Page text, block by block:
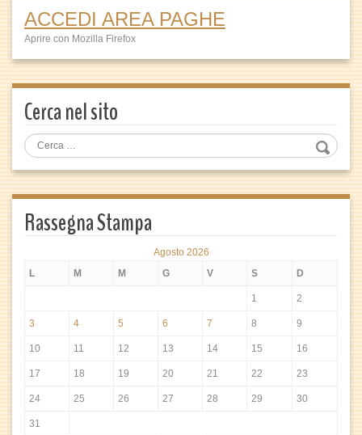
ACCEDI AREA PAGHE
Aprire con Mozilla Firefox
Cerca nel sito
Rassegna Stampa
Agosto 2026
L
M M G V S D
1 2
3 4 5 6 7 8 9
10 11 12 13 14 15 16
17 18 19 20 21 22 23
24 25 26 27 28 29 30
31